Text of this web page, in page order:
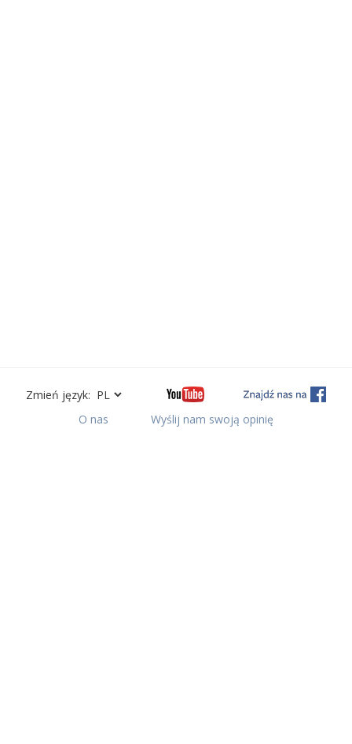
Zmień język:
O nas
Wyślij nam swoją opinię